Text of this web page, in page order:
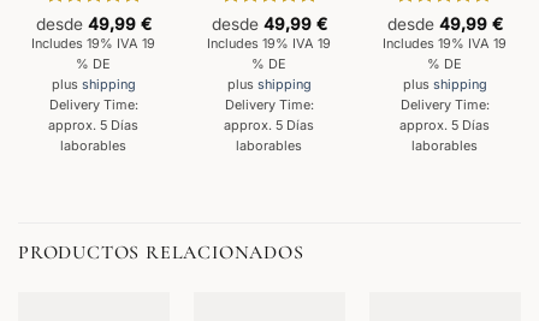
Valorado
con 4.93
de 5
desde 49,99 €
Includes 19% IVA 19
% DE
plus shipping
Delivery Time:
approx. 5 Días
laborables
Valorado
con 5de 5
desde 49,99 €
Includes 19% IVA 19
% DE
plus shipping
Delivery Time:
approx. 5 Días
laborables
Valorado
con 4.67
de 5
desde 49,99 €
Includes 19% IVA 19
% DE
plus shipping
Delivery Time:
approx. 5 Días
laborables
PRODUCTOS RELACIONADOS